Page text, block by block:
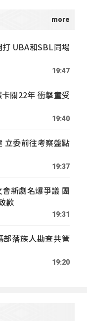
UBA和SBL同場
19:47
關22年 衝擊童受
19:40
立委前往考察盤點
19:37
會新劇名爆爭議 團
歉
19:31
部落族人勘查共管
19:20